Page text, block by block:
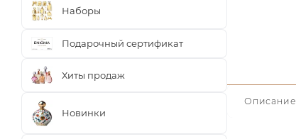
Описание
Наборы
Подарочный сертификат
Хиты продаж
Новинки